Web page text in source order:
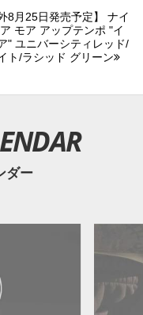
8月25日発売予定】 ナイ
モア アップテンポ "イ
" ユニバーシティレッド/
ト/ラシッド グリーン
ダー